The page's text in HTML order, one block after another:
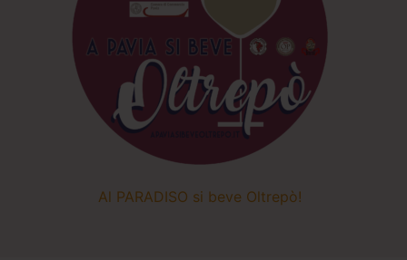
Al PARADISO si beve Oltrepò!